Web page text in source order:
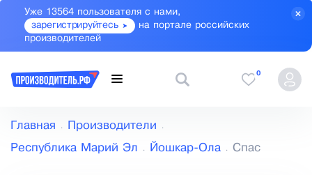
Уже 13564 пользователя с нами,
зарегистрируйтесь
на портале российских
производителей
0
Главная Производители
Республика Марий Эл Йошкар-Ола Спас